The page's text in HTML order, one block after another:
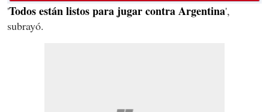
'Todos están listos para jugar contra Argentina',
subrayó.